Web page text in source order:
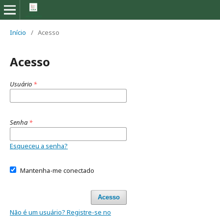
Início / Acesso
Acesso
Usuário *
Senha *
Esqueceu a senha?
Mantenha-me conectado
Acesso
Não é um usuário? Registre-se no